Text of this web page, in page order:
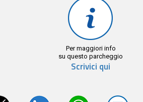
Per maggiori info
su questo parcheggio
Scrivici qui